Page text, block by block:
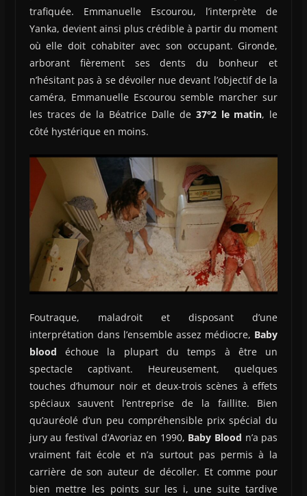
trafiquée. Emmanuelle Escourou, l’interprète de
Yanka, devient ainsi plus crédible à partir du moment
où elle doit cohabiter avec son occupant. Gironde,
arborant fièrement ses dents du bonheur et
n’hésitant pas à se dévoiler nue devant l’objectif de la
caméra, Emmanuelle Escourou semble marcher sur
les traces de la Béatrice Dalle de 37°2 le matin, le
côté hystérique en moins.
Foutraque, maladroit et disposant d’une
interprétation dans l’ensemble assez médiocre, Baby
blood échoue la plupart du temps à être un
spectacle captivant. Heureusement, quelques
touches d’humour noir et deux-trois scènes à effets
spéciaux sauvent l’entreprise de la faillite. Bien
qu’auréolé d’un peu compréhensible prix spécial du
jury au festival d’Avoriaz en 1990, Baby Blood n’a pas
vraiment fait école et n’a surtout pas permis à la
carrière de son auteur de décoller. Et comme pour
bien mettre les points sur les i, une suite tardive